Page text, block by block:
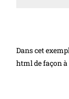
Dans cet
html de façon à